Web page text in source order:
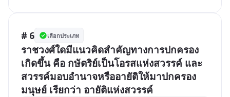
# 6 เลือกประเภท
ราชวงศ์ใดมีแนวคิดสำคัญทางการปกครอง
เกิดขึ้น คือ กษัตริย์เป็นโอรสแห่งสวรรค์ และ
สวรรค์มอบอำนาจหรืออายัติให้มาปกครอง
มนุษย์ เรียกว่า อายัติแห่งสวรรค์